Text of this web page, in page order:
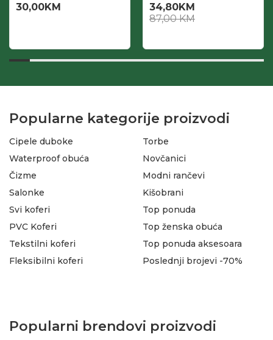
30,00KM
34,80KM
87,00KM
Popularne kategorije proizvodi
Cipele duboke
Waterproof obuća
Čizme
Salonke
Torbe
Novčanici
Modni rančevi
Kišobrani
Svi koferi
PVC Koferi
Tekstilni koferi
Fleksibilni koferi
Top ponuda
Top ženska obuća
Top ponuda aksesoara
Poslednji brojevi -70%
Popularni brendovi proizvodi